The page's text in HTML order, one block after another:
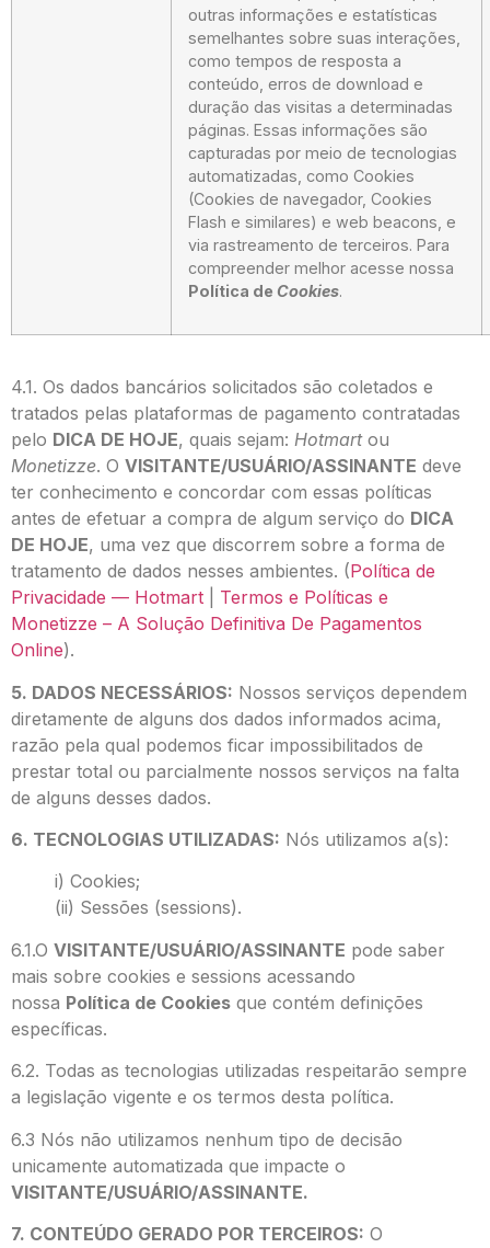
outras informações e estatísticas
semelhantes sobre suas interações,
como tempos de resposta a
conteúdo, erros de download e
duração das visitas a determinadas
páginas. Essas informações são
capturadas por meio de tecnologias
automatizadas, como Cookies
(Cookies de navegador, Cookies
Flash e similares) e web beacons, e
via rastreamento de terceiros. Para
compreender melhor acesse nossa
Política de Cookies.
4.1. Os dados bancários solicitados são coletados e
tratados pelas plataformas de pagamento contratadas
pelo DICA DE HOJE, quais sejam: Hotmartou
Monetizze. O VISITANTE/USUÁRIO/ASSINANTE deve
ter conhecimento e concordar com essas políticas
antes de efetuar a compra de algum serviço do DICA
DE HOJE, uma vez que discorrem sobre a forma de
tratamento de dados nesses ambientes. (Política de
Privacidade — Hotmart
Termos e Políticas e
Monetizze – A Solução Definitiva De Pagamentos
Online).
5. DADOS NECESSÁRIOS: Nossos serviços dependem
diretamente de alguns dos dados informados acima,
razão pela qual podemos ficar impossibilitados de
prestar total ou parcialmente nossos serviços na falta
de alguns desses dados.
6. TECNOLOGIAS UTILIZADAS: Nós utilizamos a(s):
i) Cookies;
(ii) Sessões (sessions).
6.1.O VISITANTE/USUÁRIO/ASSINANTE pode saber
mais sobre cookies e sessions acessando
nossa Política de Cookies que contém definições
específicas.
6.2. Todas as tecnologias utilizadas respeitarão sempre
a legislação vigente e os termos desta política.
6.3 Nós não utilizamos nenhum tipo de decisão
unicamente automatizada que impacte o
VISITANTE/USUÁRIO/ASSINANTE.
7. CONTEÚDO GERADO POR TERCEIROS: O